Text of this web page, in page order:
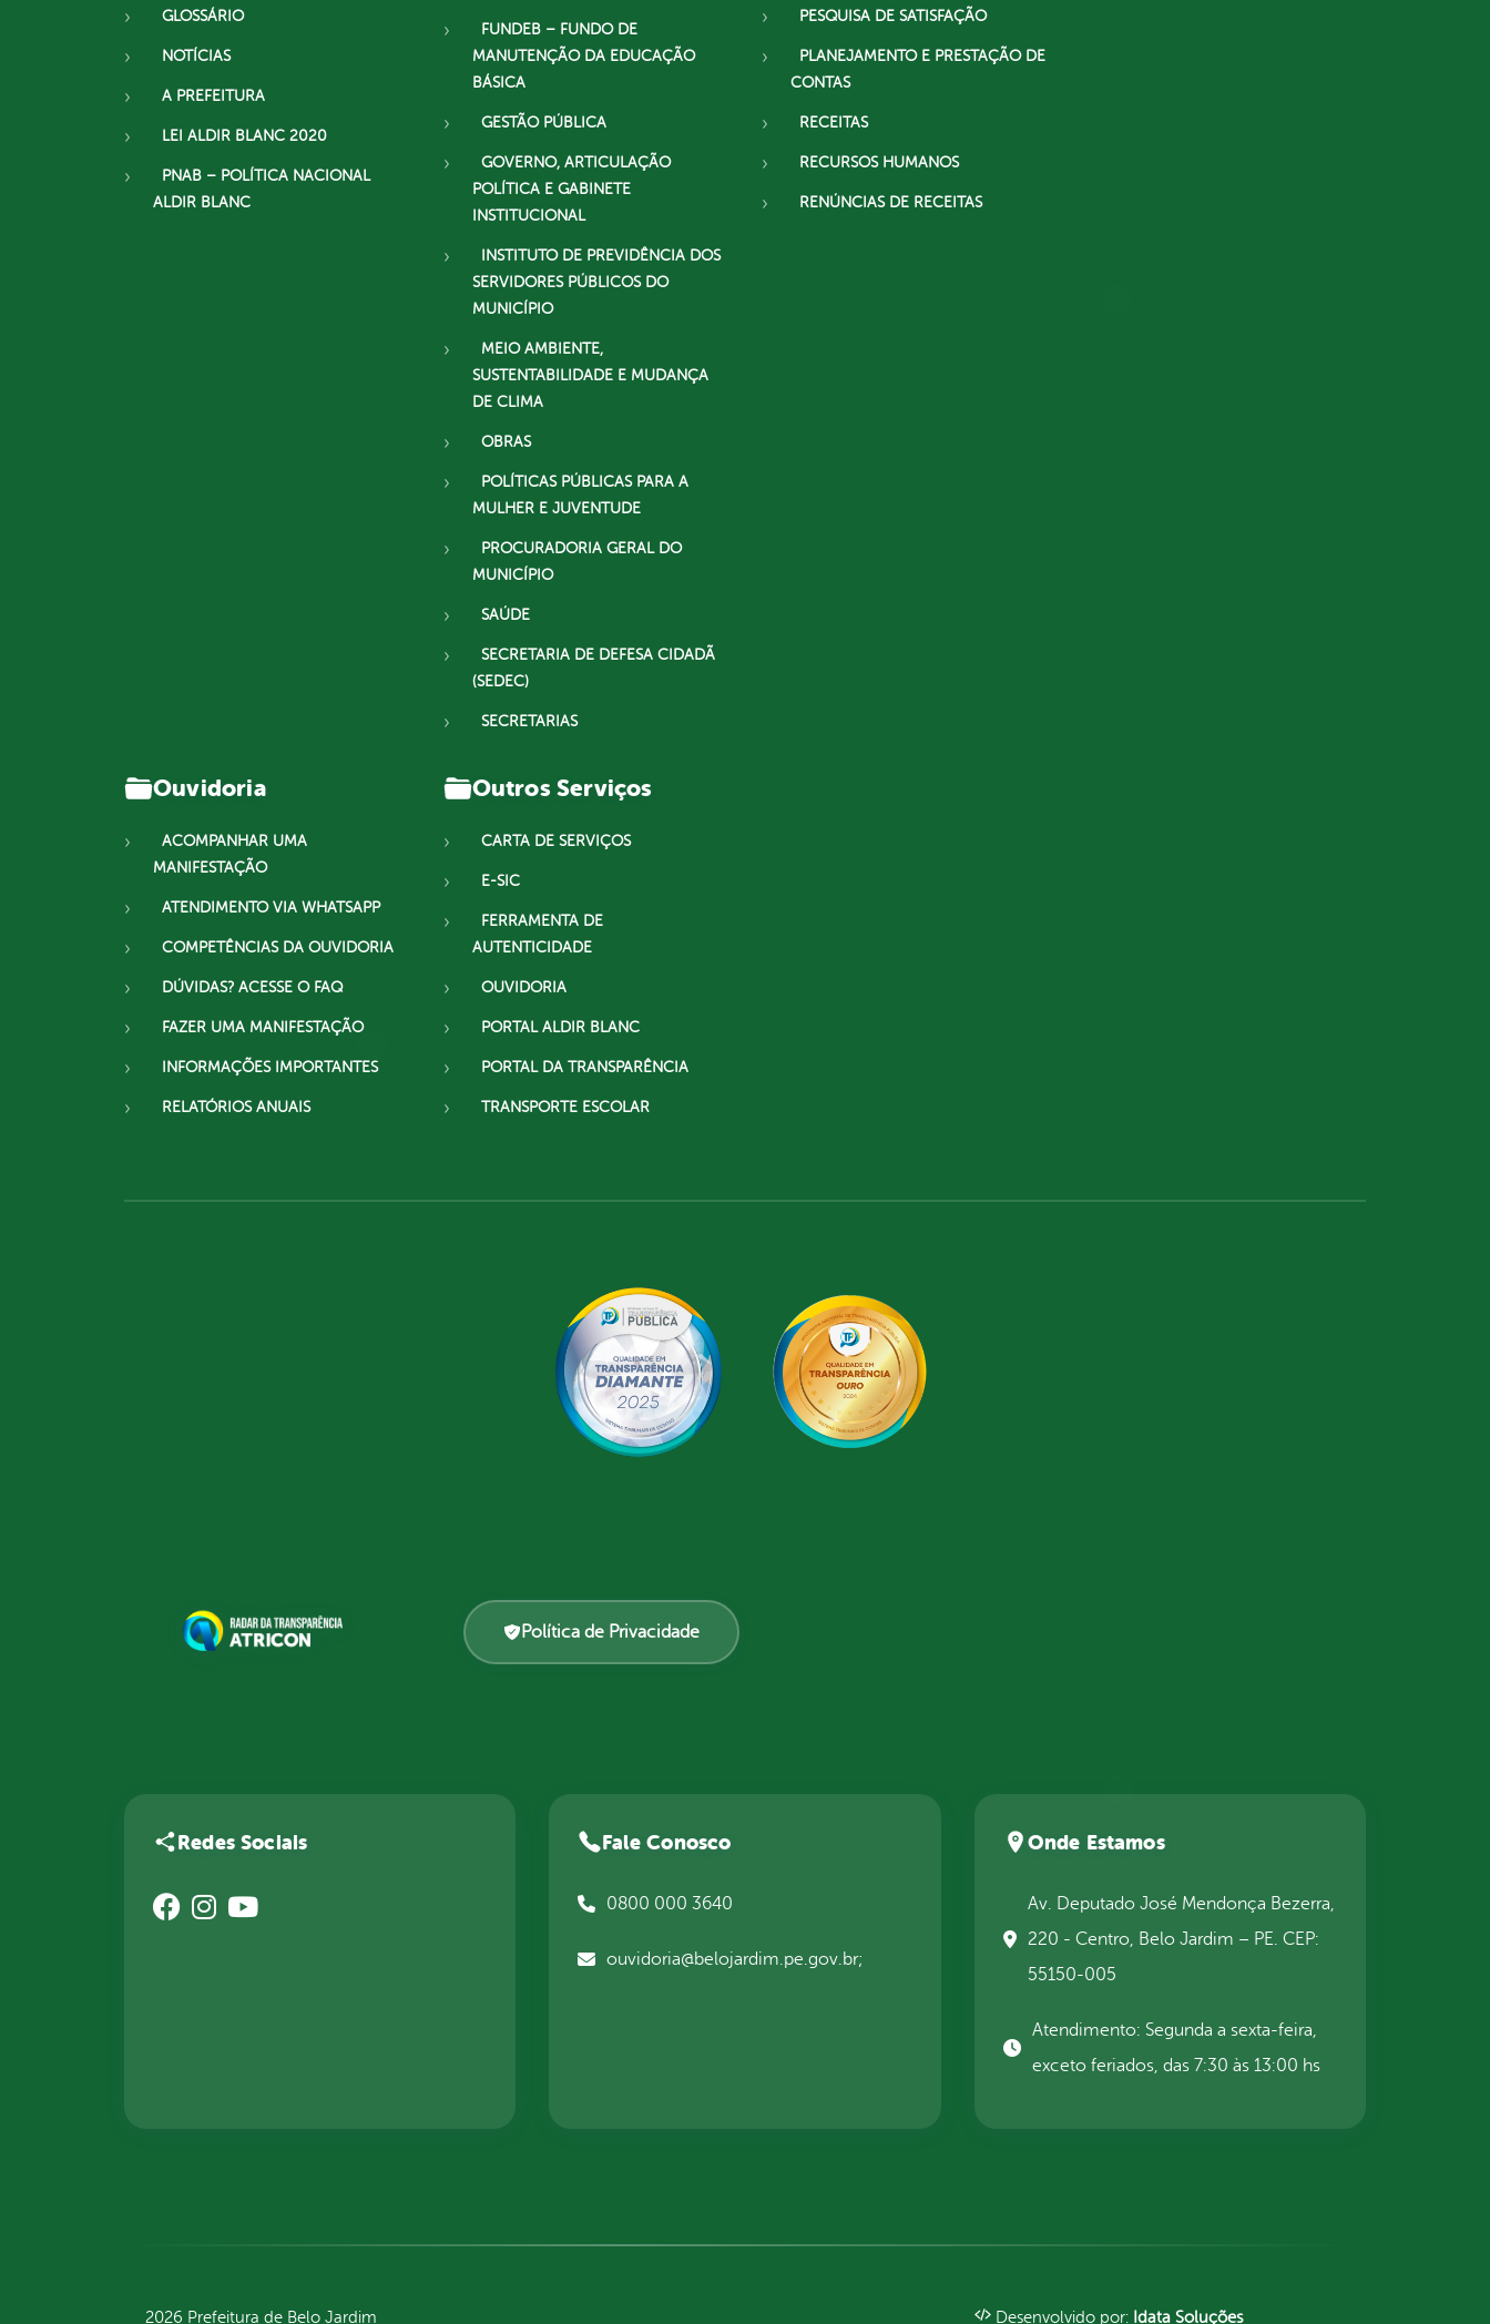
GLOSSÁRIO
NOTÍCIAS
A PREFEITURA
LEI ALDIR BLANC 2020
PNAB – POLÍTICA NACIONAL
ALDIR BLANC
FUNDEB – FUNDO DE
MANUTENÇÃO DA EDUCAÇÃO
BÁSICA
GESTÃO PÚBLICA
GOVERNO, ARTICULAÇÃO
POLÍTICA E GABINETE
INSTITUCIONAL
INSTITUTO DE PREVIDÊNCIA DOS
SERVIDORES PÚBLICOS DO
MUNICÍPIO
MEIO AMBIENTE,
SUSTENTABILIDADE E MUDANÇA
DE CLIMA
OBRAS
POLÍTICAS PÚBLICAS PARA A
MULHER E JUVENTUDE
PROCURADORIA GERAL DO
MUNICÍPIO
SAÚDE
SECRETARIA DE DEFESA CIDADÃ
(SEDEC)
SECRETARIAS
PESQUISA DE SATISFAÇÃO
PLANEJAMENTO E PRESTAÇÃO DE
CONTAS
RECEITAS
RECURSOS HUMANOS
RENÚNCIAS DE RECEITAS
Ouvidoria
ACOMPANHAR UMA
MANIFESTAÇÃO
ATENDIMENTO VIA WHATSAPP
COMPETÊNCIAS DA OUVIDORIA
DÚVIDAS? ACESSE O FAQ
FAZER UMA MANIFESTAÇÃO
INFORMAÇÕES IMPORTANTES
RELATÓRIOS ANUAIS
Outros Serviços
CARTA DE SERVIÇOS
E-SIC
FERRAMENTA DE
AUTENTICIDADE
OUVIDORIA
PORTAL ALDIR BLANC
PORTAL DA TRANSPARÊNCIA
TRANSPORTE ESCOLAR
Política de Privacidade
Redes Sociais Fale Conosco
0800 000 3640
ouvidoria@belojardim.pe.gov.br;
Onde Estamos
Av. Deputado José Mendonça Bezerra,
220 - Centro, Belo Jardim – PE. CEP:
55150-005
Atendimento: Segunda a sexta-feira,
exceto feriados, das 7:30 às 13:00 hs
2026 Prefeitura de Belo Jardim Desenvolvido por: Idata Soluções